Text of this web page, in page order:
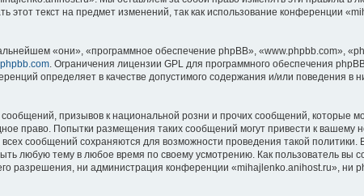
текст на предмет изменений, так как использование конференции
«они», «программное обеспечение phpBB», «www.phpbb.com»,
. Ограничения лицензии GPL для программного обеспечения
определяет в качестве допустимого содержания и/или поведения в
призывов к национальной розни и прочих сообщений, которые
право. Попытки размещения таких сообщений могут привести к вашему
сообщений сохраняются для возможности проведения такой политики.
любую тему в любое время по своему усмотрению. Как пользователь вы
разрешения, ни администрация конференции «mihajlenko.anihost.ru», ни